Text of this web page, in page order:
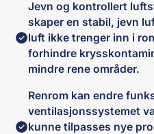
Jevn og kontrollert
skaper en stabil, jevn
luft ikke trenger inn i
forhindre
mindre rene områder.
Renrom kan endre
ventilasjonssystemet
kunne tilpasses nye